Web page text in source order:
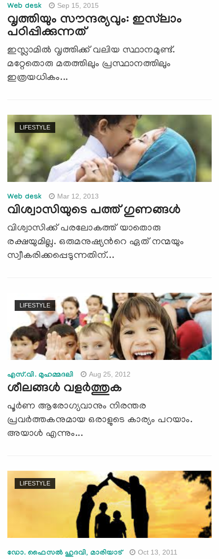
Web desk Sep 15, 2015
വൃത്തിയും സൗന്ദര്യവും: ഇസ്‌ലാം
പഠിപ്പിക്കുന്നത്
ഇസ്ലാമില്‍ വൃത്തിക്ക് വലിയ സ്ഥാനമുണ്ട്.
മറ്റേതൊരു മതത്തിലും പ്രസ്ഥാനത്തിലും
ഇത്രയധികം...
LIFESTYLE
Web desk Mar 12, 2013
വിശ്വാസിയുടെ പത്ത് ഗുണങ്ങള്‍
വിശ്വാസിക്ക് പരലോകത്ത് യാതൊരു
രക്ഷയുമില്ല. ഒരുമനുഷ്യന്‍റെ ഏത് നന്മയും
സ്വീകരിക്കപ്പെടുന്നതിന്...
LIFESTYLE
എസ്.വി. മുഹമ്മദലി Aug 25, 2012
ശീലങ്ങള്‍ വളര്‍ത്തുക
പൂര്‍ണ ആരോഗ്യവാനും നിരന്തര
പ്രവര്‍ത്തകനുമായ ഒരാളുടെ കാര്യം പറയാം.
അയാള്‍ എന്നും...
LIFESTYLE
ഡോ. ഫൈസല്‍ ഹുദവി, മാരിയാട് Oct 13, 2011